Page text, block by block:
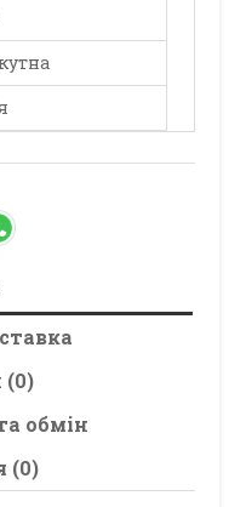
(0)
обмін
(0)